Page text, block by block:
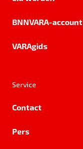
BNNVARA-account
VARAgids
Service
Contact
Pers